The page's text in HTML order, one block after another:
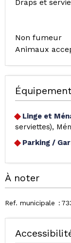
Draps et
Non fumeur
Animaux
Linge et
serviettes)
Parking /
À noter
Ref. municipale